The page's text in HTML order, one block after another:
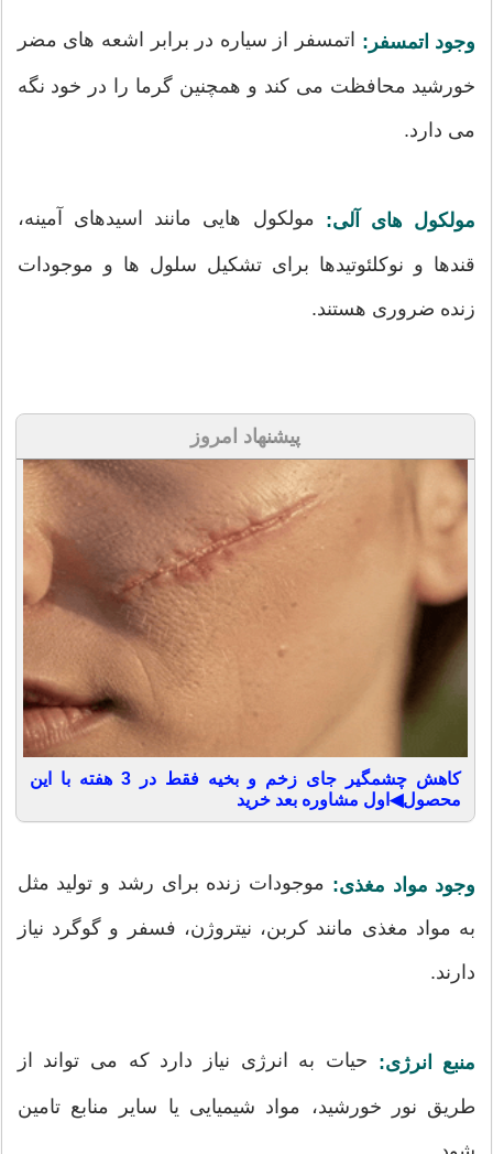
وجود اتمسفر: اتمسفر از سیاره در برابر اشعه های مضر
خورشید محافظت می کند و همچنین گرما را در خود نگه
می دارد.
مولکول های آلی: مولکول هایی مانند اسیدهای آمینه،
قندها و نوکلئوتیدها برای تشکیل سلول ها و موجودات
زنده ضروری هستند.
پیشنهاد امروز
کاهش چشمگیر جای زخم و بخیه فقط در 3 هفته با این
محصول◀اول مشاوره بعد خرید
وجود مواد مغذی: موجودات زنده برای رشد و تولید مثل
به مواد مغذی مانند کربن، نیتروژن، فسفر و گوگرد نیاز
دارند.
منبع انرژی: حیات به انرژی نیاز دارد که می تواند از
طریق نور خورشید، مواد شیمیایی یا سایر منابع تامین